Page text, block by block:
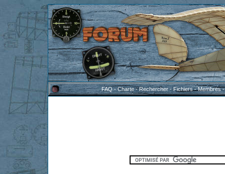
FAQ-Charte-Rechercher-Fichiers-Membres